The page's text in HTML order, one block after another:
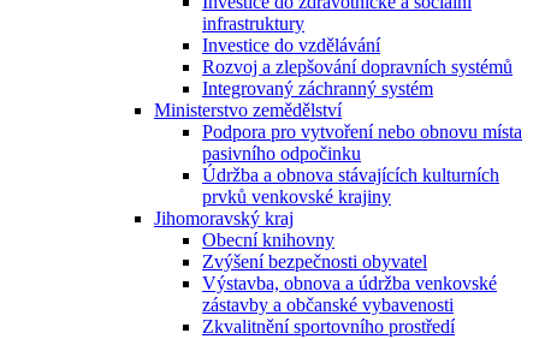
infrastruktury
Investice do vzdělávání
Rozvoj a zlepšování dopravních systémů
Integrovaný záchranný systém
Ministerstvo zemědělství
Podpora pro vytvoření nebo obnovu místa
pasivního odpočinku
Údržba a obnova stávajících kulturních
prvků venkovské krajiny
Jihomoravský kraj
Obecní knihovny
Zvýšení bezpečnosti obyvatel
Výstavba, obnova a údržba venkovské
zástavby a občanské vybavenosti
Zkvalitnění sportovního prostředí